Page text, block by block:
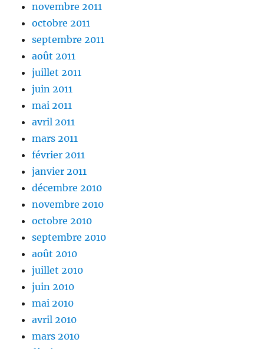
novembre 2011
octobre 2011
septembre 2011
août 2011
juillet 2011
juin 2011
mai 2011
avril 2011
mars 2011
février 2011
janvier 2011
décembre 2010
novembre 2010
octobre 2010
septembre 2010
août 2010
juillet 2010
juin 2010
mai 2010
avril 2010
mars 2010